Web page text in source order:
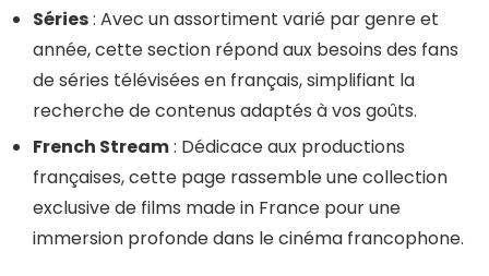
Séries: Avec un assortiment varié par genre et
année, cette section répond aux besoins des fans
de séries télévisées en français, simplifiant la
recherche de contenus adaptés à vos goûts.
French Stream: Dédicace aux productions
françaises, cette page rassemble une collection
exclusive de films made in France pour une
immersion profonde dans le cinéma francophone.